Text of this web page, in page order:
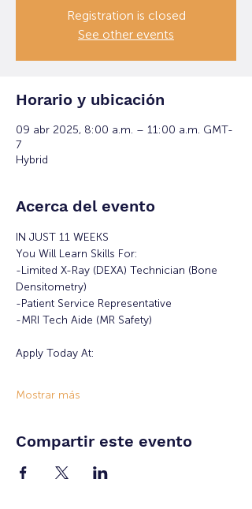
Registration is closed
See other events
Horario y ubicación
09 abr 2025, 8:00 a.m. – 11:00 a.m. GMT-
7
Hybrid
Acerca del evento
IN JUST 11 WEEKS
You Will Learn Skills For:
-Limited X-Ray (DEXA) Technician (Bone
Densitometry)
-Patient Service Representative
-MRI Tech Aide (MR Safety)
Apply Today At:
Mostrar más
Compartir este evento